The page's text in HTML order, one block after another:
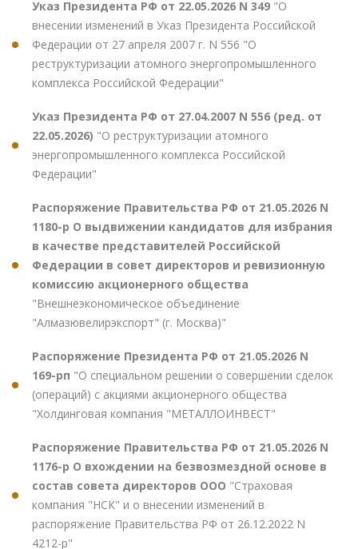
Указ Президента РФ от 22.05.2026 N 349 "О
внесении изменений в Указ Президента Российской
Федерации от 27 апреля 2007 г. N 556 "О
реструктуризации атомного энергопромышленного
комплекса Российской Федерации"
Указ Президента РФ от 27.04.2007 N 556 (ред. от
22.05.2026) "О реструктуризации атомного
энергопромышленного комплекса Российской
Федерации"
Распоряжение Правительства РФ от 21.05.2026 N
1180-р О выдвижении кандидатов для избрания
в качестве представителей Российской
Федерации в совет директоров и ревизионную
комиссию акционерного общества
"Внешнеэкономическое объединение
"Алмазювелирэкспорт" (г. Москва)"
Распоряжение Президента РФ от 21.05.2026 N
169-рп "О специальном решении о совершении сделок
(операций) с акциями акционерного общества
"Холдинговая компания "МЕТАЛЛОИНВЕСТ"
Распоряжение Правительства РФ от 21.05.2026 N
1176-р О вхождении на безвозмездной основе в
состав совета директоров ООО "Страховая
компания "НСК" и о внесении изменений в
распоряжение Правительства РФ от 26.12.2022 N
4212-р"